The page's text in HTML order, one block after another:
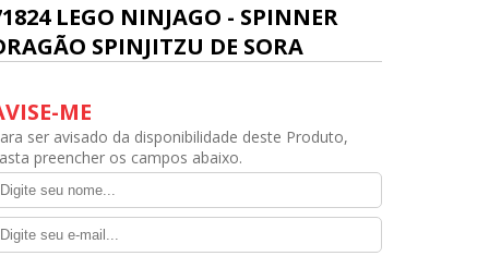
LEGO NINJAGO - SPINNER
SPINJITZU DE SORA
ME
ser avisado da disponibilidade deste Produto,
preencher os campos abaixo.